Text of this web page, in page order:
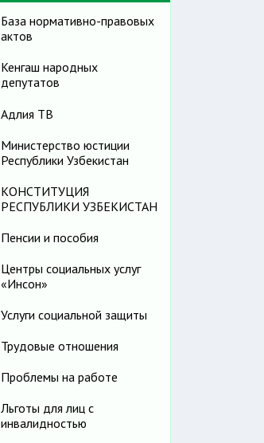
База нормативно-правовых
актов
Кенгаш народных
депутатов
Адлия ТВ
Министерство юстиции
Республики Узбекистан
КОНСТИТУЦИЯ
РЕСПУБЛИКИ УЗБЕКИСТАН
Пенсии и пособия
Центры социальных услуг
«Инсон»
Услуги социальной защиты
Трудовые отношения
Проблемы на работе
Льготы для лиц с
инвалидностью